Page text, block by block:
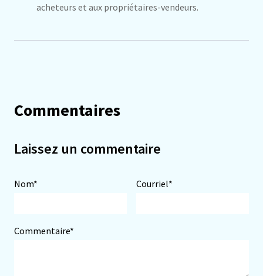
acheteurs et aux propriétaires-vendeurs.
Commentaires
Laissez un commentaire
Nom* Courriel*
Commentaire*